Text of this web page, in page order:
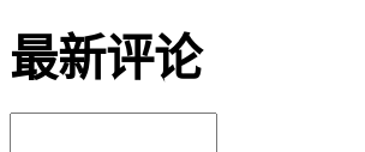
最新评论